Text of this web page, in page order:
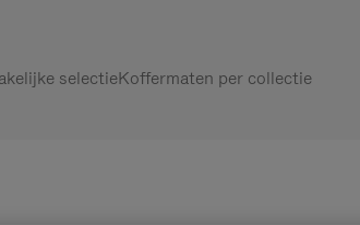
selectieKoffermaten per collectie